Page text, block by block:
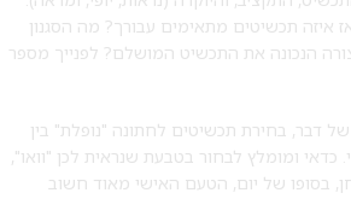
אז איזה תכשיטים מתאימים עבורך? מה הסגנון
הנכונה את התכשיט המושלם? לפנייך מספר
של דבר, בחירת תכשיטים לחתונה "נופלת" בין
כדאי ומומלץ לבחור בטבעת שנראית לכן "וואו",
בסופו של יום, הטעם האישי מאוד חשוב